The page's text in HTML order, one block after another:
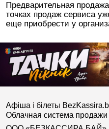
Предварительная
точках продаж сервиса
еще приобрести у
Афіша і білеты
Облачная система